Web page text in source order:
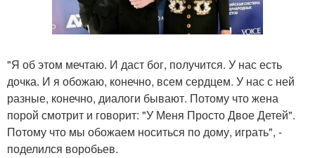
"Я об этом мечтаю. И даст бог, получится. У нас есть
дочка. И я обожаю, конечно, всем сердцем. У нас с ней
разные, конечно, диалоги бывают. Потому что жена
порой смотрит и говорит: "У Меня Просто Двое Детей".
Потому что мы обожаем носиться по дому, играть", -
поделился воробьев.